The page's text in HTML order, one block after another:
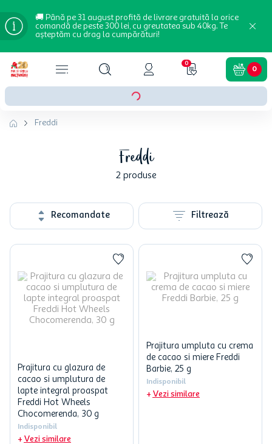
🚚 Până pe 31 august profită de livrare gratuită la orice
comandă de peste 300 lei, cu greutatea sub 40kg. Te
așteptăm cu drag la cumpărături!
0
0
Freddi
Freddi
2 produse
Recomandate Filtrează
Prajitura cu glazura de
cacao si umplutura de
lapte integral proaspat
Freddi Hot Wheels
Chocomerenda, 30 g
Indisponibil
Vezi similare
Prajitura umpluta cu crema
de cacao si miere Freddi
Barbie, 25 g
Indisponibil
Vezi similare